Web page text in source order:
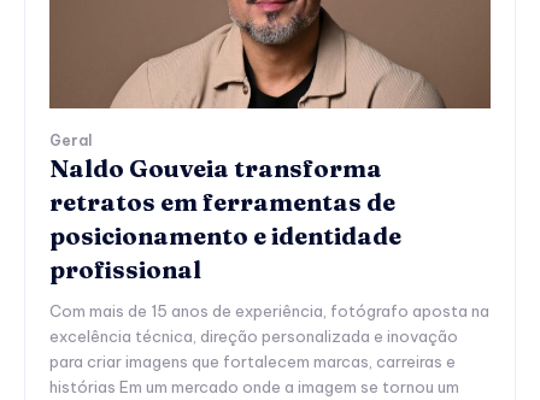
Geral
Naldo Gouveia transforma
retratos em ferramentas de
posicionamento e identidade
profissional
Com mais de 15 anos de experiência, fotógrafo aposta na
excelência técnica, direção personalizada e inovação
para criar imagens que fortalecem marcas, carreiras e
histórias Em um mercado onde a imagem se tornou um